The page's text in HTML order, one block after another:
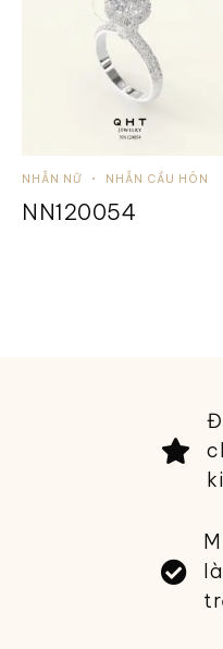
NHẪN NỮ NHẪN CẦU HÔN
NN120054